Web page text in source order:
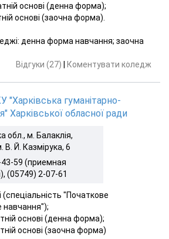
основі (денна форма);
основі (заочна форма).
денна форма навчання; заочна
Відгуки (27)
Коментувати коледж
"Харківська гуманітарно-
Харківської обласної ради
обл., м. Балаклія,
В. Й. Казмірука, 6
59 (приемная
(05749) 2-07-61
"Початкове
навчання");
основі (денна форма);
основі (заочна форма)